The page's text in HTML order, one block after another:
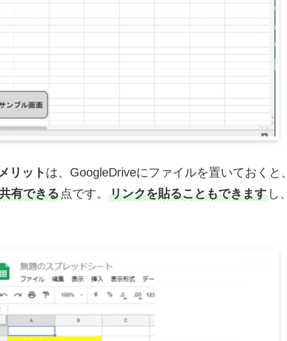
リット は、GoogleDriveにファイルを置いておくと、
有できる 点です。 リンクを貼ることもできます し、